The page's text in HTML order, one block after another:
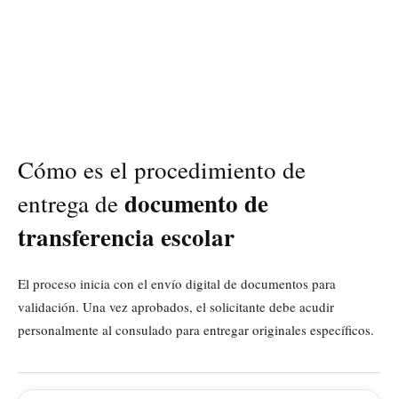
Cómo es el procedimiento de
entrega dedocumento de
transferencia escolar
El proceso inicia con el envío digital de documentos para
validación. Una vez aprobados, el solicitante debe acudir
personalmente al consulado para entregar originales específicos.